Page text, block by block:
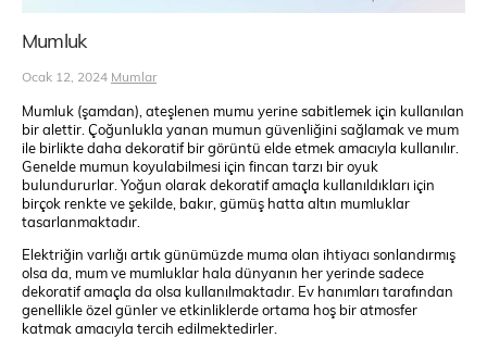
Mumluk
Ocak 12, 2024 Mumlar
Mumluk (şamdan), ateşlenen mumu yerine sabitlemek için kullanılan
bir alettir. Çoğunlukla yanan mumun güvenliğini sağlamak ve mum
ile birlikte daha dekoratif bir görüntü elde etmek amacıyla kullanılır.
Genelde mumun koyulabilmesi için fincan tarzı bir oyuk
bulundururlar. Yoğun olarak dekoratif amaçla kullanıldıkları için
birçok renkte ve şekilde, bakır, gümüş hatta altın mumluklar
tasarlanmaktadır.
Elektriğin varlığı artık günümüzde muma olan ihtiyacı sonlandırmış
olsa da, mum ve mumluklar hala dünyanın her yerinde sadece
dekoratif amaçla da olsa kullanılmaktadır. Ev hanımları tarafından
genellikle özel günler ve etkinliklerde ortama hoş bir atmosfer
katmak amacıyla tercih edilmektedirler.